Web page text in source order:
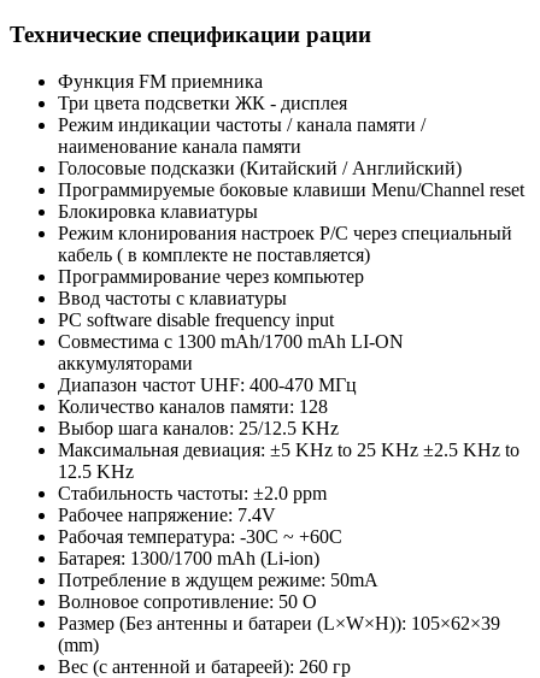
Технические спецификации рации
Функция FM приемника
Три цвета подсветки ЖК - дисплея
Режим индикации частоты / канала памяти /
наименование канала памяти
Голосовые подсказки (Китайский / Английский)
Программируемые боковые клавиши Menu/Channel reset
Блокировка клавиатуры
Режим клонирования настроек Р/С через специальный
кабель ( в комплекте не поставляется)
Программирование через компьютер
Ввод частоты с клавиатуры
PC software disable frequency input
Совместима с 1300 mAh/1700 mAh LI-ON
аккумуляторами
Диапазон частот UHF: 400-470 МГц
Количество каналов памяти: 128
Выбор шага каналов: 25/12.5 KHz
Максимальная девиация: ±5 KHz to 25 KHz ±2.5 KHz to
12.5 KHz
Стабильность частоты: ±2.0 ppm
Рабочее напряжение: 7.4V
Рабочая температура: -30C ~ +60C
Батарея: 1300/1700 mAh (Li-ion)
Потребление в ждущем режиме: 50mA
Волновое сопротивление: 50 O
Размер (Без антенны и батареи (L×W×H)): 105×62×39
(mm)
Вес (с антенной и батареей): 260 гр